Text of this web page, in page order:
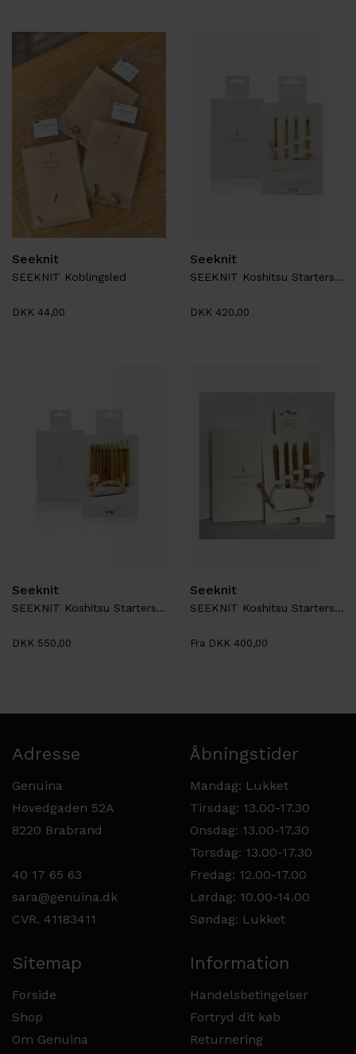
Seeknit
SEEKNIT Koblingsled
DKK 44,00
Seeknit
SEEKNIT Koshitsu Startersæt M1.8
DKK 420,00
Seeknit
SEEKNIT Koshitsu Startersæt M4
DKK 550,00
Seeknit
SEEKNIT Koshitsu Startersæt M2, 4 sæt spidser
Fra DKK 400,00
Adresse
Genuina
Hovedgaden 52A
8220 Brabrand
40 17 65 63
sara@genuina.dk
CVR. 41183411
Åbningstider
Mandag: Lukket
Tirsdag: 13.00-17.30
Onsdag: 13.00-17.30
Torsdag: 13.00-17.30
Fredag: 12.00-17.00
Lørdag: 10.00-14.00
Søndag: Lukket
Sitemap
Forside
Shop
Om Genuina
Information
Handelsbetingelser
Fortryd dit køb
Returnering